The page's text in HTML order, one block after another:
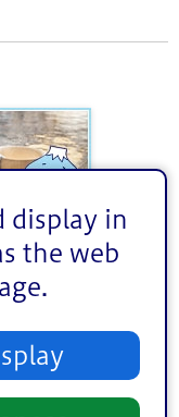
display in
the web